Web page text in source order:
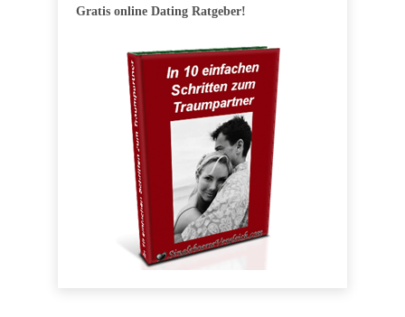
Gratis online Dating Ratgeber!